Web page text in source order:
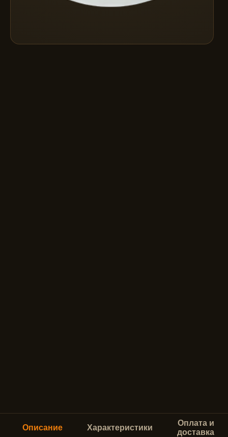
Описание Характеристики
Оплата и
доставка